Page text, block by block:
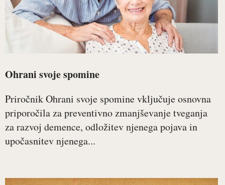
Ohrani svoje spomine
Priročnik Ohrani svoje spomine vključuje osnovna
priporočila za preventivno zmanjševanje tveganja
za razvoj demence, odložitev njenega pojava in
upočasnitev njenega...